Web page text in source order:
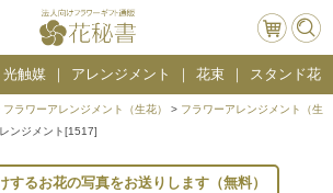
光触媒 アレンジメント 花束 スタンド花
フラワーアレンジメント（生花） > フラワーアレンジメント（生
ンジメント[1517]
するお花の写真をお送りします（無料）